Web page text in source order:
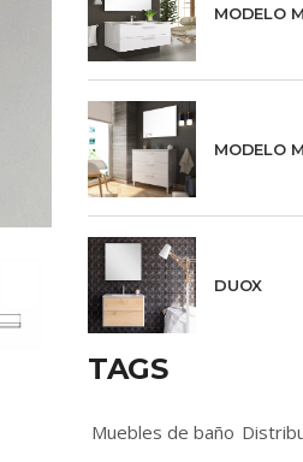
MODELO
MODELO
DUOX
TAGS
Muebles de baño